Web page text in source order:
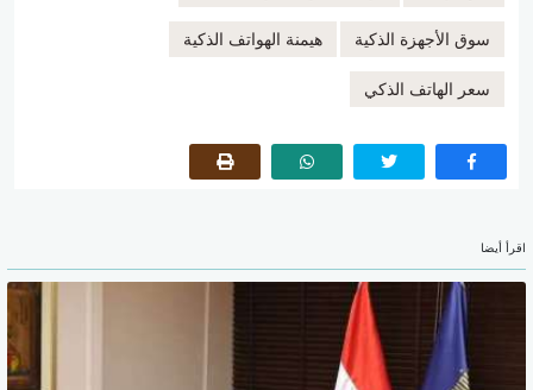
سوق الأجهزة الذكية هيمنة الهواتف الذكية
سعر الهاتف الذكي
اقرأ أيضا